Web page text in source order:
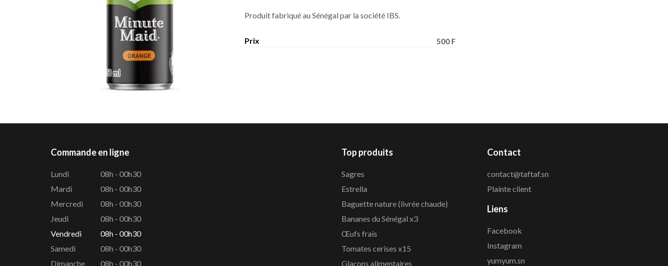
Produit fabriqué au Sénégal par la société IBS.
Prix 500 F
Commande en ligne
Lundi
08h - 00h30
Mardi
08h - 00h30
Mercredi
08h - 00h30
Jeudi
08h - 00h30
Vendredi
08h - 00h30
Samedi
08h - 00h30
Dimanche
08h - 00h30
Top produits
Sagres
Estrella
Baguette nature (livrée chaude)
Bananes du Sénégal x3
Œufs frais
Tomates cerises x15
Glaçons alimentaires
Contact
contact@taftaf.sn
Plainte client
Liens
Facebook
Instagram
yumyum.sn